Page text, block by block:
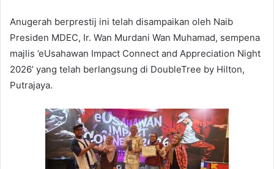
Anugerah berprestij ini telah disampaikan oleh Naib
Presiden MDEC, Ir. Wan Murdani Wan Muhamad, sempena
majlis ’eUsahawan Impact Connect and Appreciation Night
2026’ yang telah berlangsung di DoubleTree by Hilton,
Putrajaya.